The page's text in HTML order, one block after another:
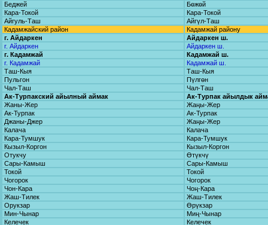
Беджей
Бөжөй
Кара-Токой
Кара-Токой
Айгуль-Таш
Айгүл-Таш
Кадамжайский район
Кадамжай району
г. Айдаркен
Айдаркен ш.
г. Айдаркен
Айдаркен ш.
г. Кадамжай
Кадамжай ш.
г. Кадамжай
Кадамжай ш.
Таш-Кыя
Таш-Кыя
Пульгон
Пүлгөн
Чал-Таш
Чал-Таш
Ак-Турпакский айылный аймак
Ак-Турпак айылдык
Жаны-Жер
Жаңы-Жер
Ак-Турпак
Ак-Турпак
Джаны-Джер
Жаңы-Жер
Калача
Калача
Кара-Тумшук
Кара-Тумшук
Кызыл-Коргон
Кызыл-Коргон
Отукчу
Өтүкчү
Сары-Камыш
Сары-Камыш
Токой
Токой
Чогорок
Чогорок
Чон-Кара
Чоң-Кара
Жаш-Тилек
Жаш-Тилек
Орукзар
Өрүкзар
Мин-Чынар
Миң-Чынар
Келечек
Келечек